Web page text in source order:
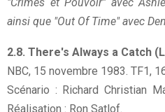
ainsi que "Out Of Time" avec
2.8. There's Always a Catch
NBC, 15 novembre 1983. TF1,
Scénario : Richard Christian
Réalisation : Ron Satlof.